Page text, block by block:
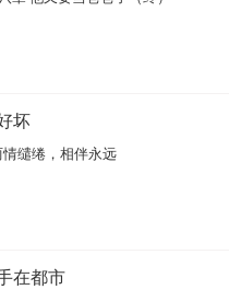
坏
情缱绻，相伴永远
在都市